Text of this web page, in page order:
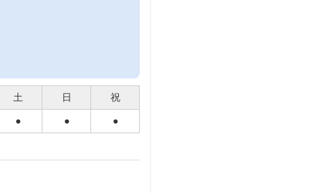
土 日 祝
● ● ●